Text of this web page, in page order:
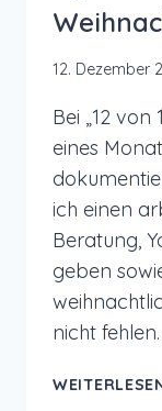
12. Dezember
Bei „12 von
eines
ich einen
Beratung,
geben
nicht fehlen.